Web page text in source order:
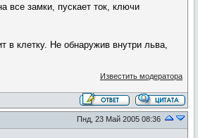
все замки, пускает ток, ключи
в клетку. Не обнаружив внутри льва,
Известить модератора
Пнд, 23 Май 2005 08:36